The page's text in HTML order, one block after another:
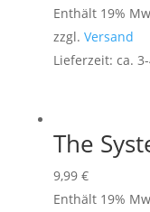
Enthält 19%
zzgl. Versand
Lieferzeit: ca.
The
9,99 €
Enthält 19%